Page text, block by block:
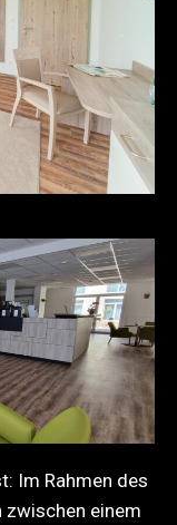
Im Rahmen des
zwischen einem